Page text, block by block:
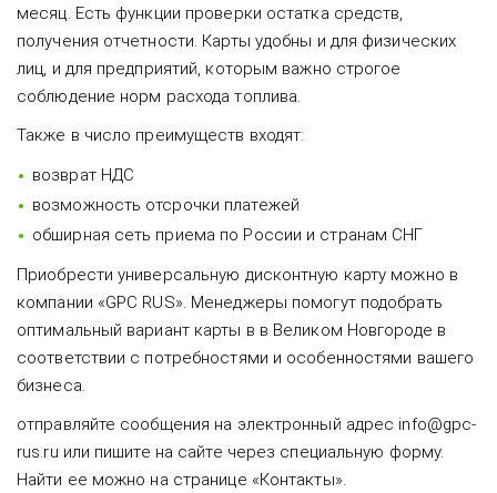
месяц. Есть функции проверки остатка средств,
получения отчетности. Карты удобны и для физических
лиц, и для предприятий, которым важно строгое
соблюдение норм расхода топлива.
Также в число преимуществ входят:
возврат НДС
возможность отсрочки платежей
обширная сеть приема по России и странам СНГ
Приобрести универсальную дисконтную карту можно в
компании «GPC RUS». Менеджеры помогут подобрать
оптимальный вариант карты в в Великом Новгороде в
соответствии с потребностями и особенностями вашего
бизнеса.
отправляйте сообщения на электронный адрес info@gpc-
rus.ru или пишите на сайте через специальную форму.
Найти ее можно на странице «Контакты».